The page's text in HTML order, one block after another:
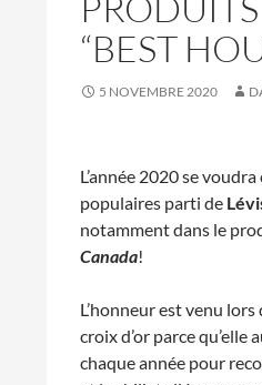
“BEST
5 NOVEMBRE 2020
L’année 2020 se
populaires parti de
notamment dans le
Canada!
L’honneur est venu
croix d’or parce
chaque année pour